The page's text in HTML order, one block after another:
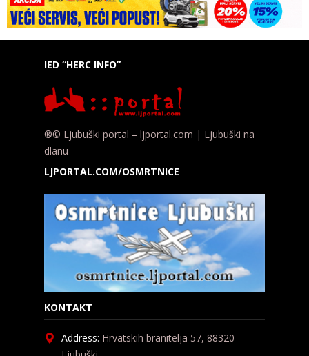
IED “HERC INFO”
®© Ljubuški portal – ljportal.com | Ljubuški na
dlanu
LJPORTAL.COM/OSMRTNICE
KONTAKT
Address: Hrvatskih branitelja 57, 88320